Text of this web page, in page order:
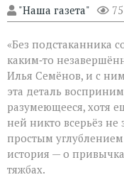
"Наша газета" 75
«Без подстаканника
каким‑то
Илья Семёнов, и с
эта деталь
разумеющееся, хотя
ней никто всерьёз
простым
история — о
тяжбах.